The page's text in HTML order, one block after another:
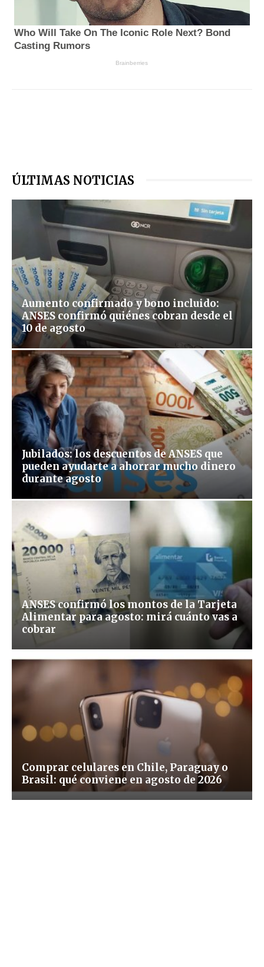
ÚLTIMAS NOTICIAS
Aumento confirmado y bono incluido:
ANSES confirmó quiénes cobran desde el
10 de agosto
Jubilados: los descuentos de ANSES que
pueden ayudarte a ahorrar mucho dinero
durante agosto
ANSES confirmó los montos de la Tarjeta
Alimentar para agosto: mirá cuánto vas a
cobrar
Comprar celulares en Chile, Paraguay o
Brasil: qué conviene en agosto de 2026